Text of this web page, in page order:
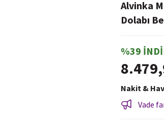
Alvinka
Dolabı
%39
Nakit &
Vade